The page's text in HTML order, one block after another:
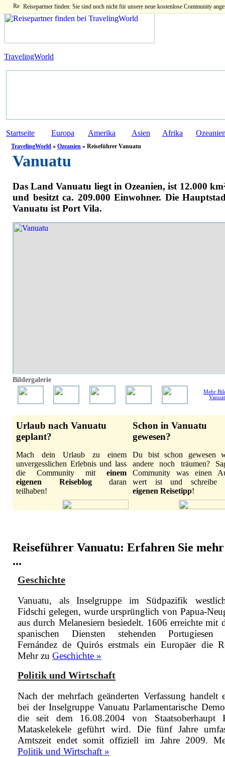
Reisepartner finden: Sie sind noch nicht für unsere neue kostenlose Community
TravelingWorld
Startseite Europa Amerika Asien Afrika
TravelingWorld » Ozeanien » Reiseführer Vanuatu
Vanuatu
Das Land Vanuatu liegt in Ozeanien, ist 12.000
und besitzt ca. 209.000 Einwohner. Die
Vanuatu ist Port Vila.
Bildergalerie
Mehr
Urlaub nach Vanuatu
geplant?
Mach dein Urlaub zu einem
unvergesslichen Erlebnis und lass
die Community mit einem
eigenen Reiseblogdaran
teilhaben!
Schon in Vanuatu
gewesen?
Du bist schon gewesen
andere noch träumen?
Community was einen
wert ist und schreibe
eigenen Reisetipp!
Reiseführer Vanuatu: Erfahren Sie
...
Geschichte
Vanuatu, als Inselgruppe im Südpazifik
Fidschi gelegen, wurde ursprünglich von Papua-
aus durch Melanesiern besiedelt. 1606 erreichte mit
spanischen Diensten stehenden Portugiesen
Fernández de Quirós erstmals ein Europäer die
Mehr zu Geschichte »
Politik und Wirtschaft
Nach der mehrfach geänderten Verfassung handelt
bei der Inselgruppe Vanuatu Parlamentarische
die seit dem 16.08.2004 von Staatsoberhaupt
Mataskelekele geführt wird. Die fünf Jahre
Amtszeit endet somit offiziell im Jahre 2009.
Politik und Wirtschaft »